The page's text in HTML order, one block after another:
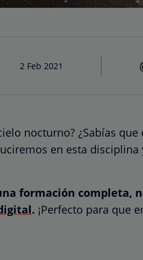
2 Feb 2021
nocturno? ¿Sabías
en esta disciplina
formación completa,
. ¡Perfecto para que